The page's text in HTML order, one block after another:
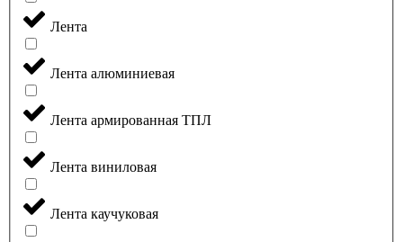
Лента
Лента алюминиевая
Лента армированная ТПЛ
Лента виниловая
Лента каучуковая